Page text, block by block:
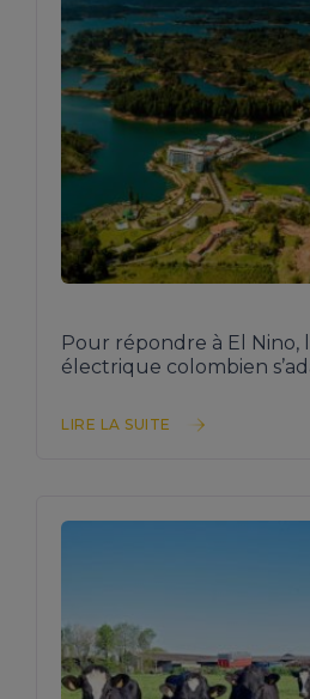
Pour répondre à El Nino,
électrique colombien
LIRE LA SUITE